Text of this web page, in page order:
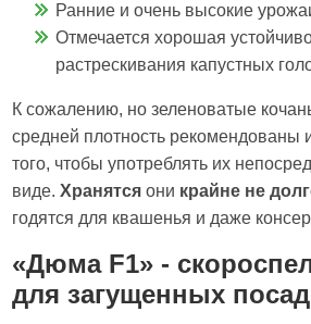
Ранние и очень высокие
Отмечается хорошая
растрескивания капустных
К сожалению, но зеленоватые
средней плотность рекомендованы
того, чтобы употреблять их
виде.Хранятсяони крайне не
годятся для квашенья и даже
«Дюма F1» -
для загущенных